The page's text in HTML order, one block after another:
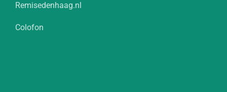
Remisedenhaag.nl
Colofon